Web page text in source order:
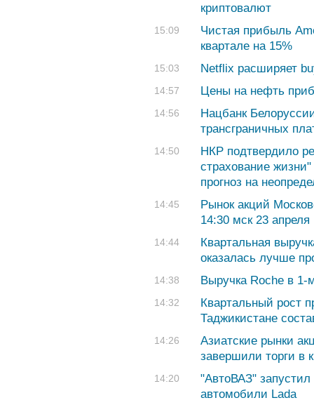
криптовалют
15:09
Чистая прибыль
квартале на 15%
15:03 Netflix расширяет
14:57 Цены на нефть
14:56
Нацбанк
трансграничных
14:50
НКР подтвердило
страхование
прогноз на
14:45
Рынок акций
14:30 мск 23 апреля
14:44
Квартальная
оказалась лучше
14:38 Выручка Roche в 1-
14:32
Квартальный рост
Таджикистане
14:26
Азиатские рынки
завершили торги в
14:20
"АвтоВАЗ"
автомобили Lada